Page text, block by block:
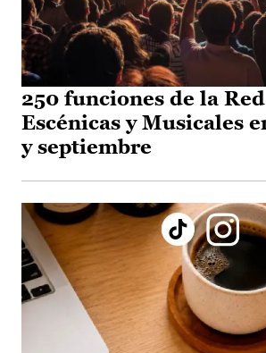
250 funciones de la
Escénicas y Musicales
y septiembre